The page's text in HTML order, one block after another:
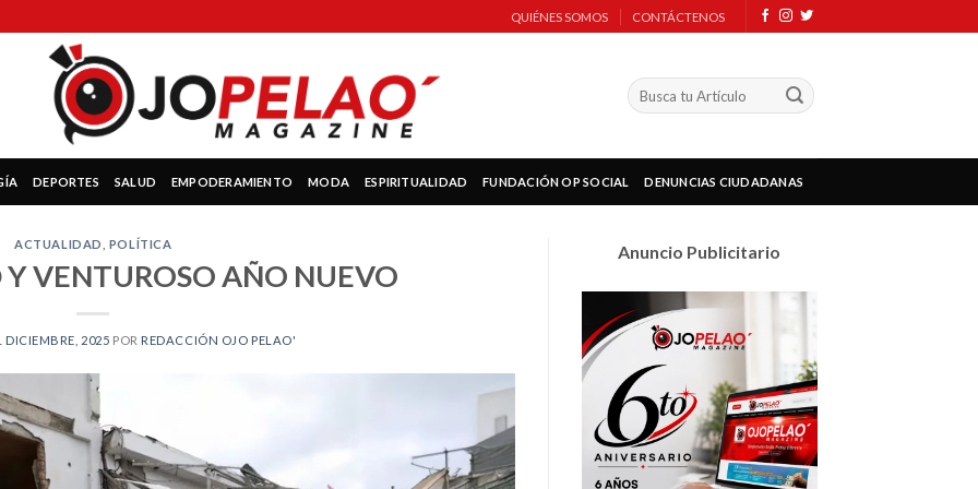
QUIÉNES SOMOS CONTÁCTENOS
DEPORTES SALUD EMPODERAMIENTO MODA ESPIRITUALIDAD FUNDACIÓN OP SOCIAL DENUNCIAS CIUDADANAS
ACTUALIDAD POLÍTICA
VENTUROSO AÑO NUEVO
DICIEMBRE, 2025 POR REDACCIÓN OJO PELAO'
Anuncio Publicitario